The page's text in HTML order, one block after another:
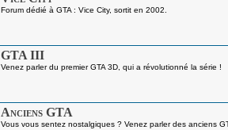
Forum dédié à GTA : Vice City, sortit en 2002.
GTA III
Venez parler du premier GTA 3D, qui a révolutionné la série !
Anciens GTA
Vous vous sentez nostalgiques ? Venez parler des anciens